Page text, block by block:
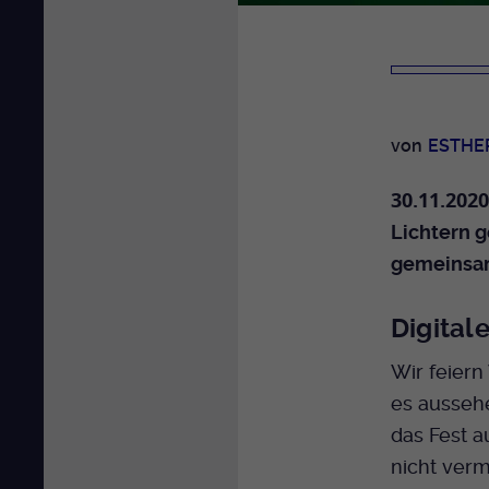
von
30.11.2020
Lichtern
Wir feiern
es
das Fest
nicht